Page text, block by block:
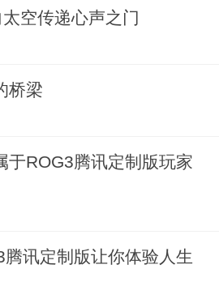
空传递心声之门
桥梁
于ROG3腾讯定制版玩家
讯定制版让你体验人生